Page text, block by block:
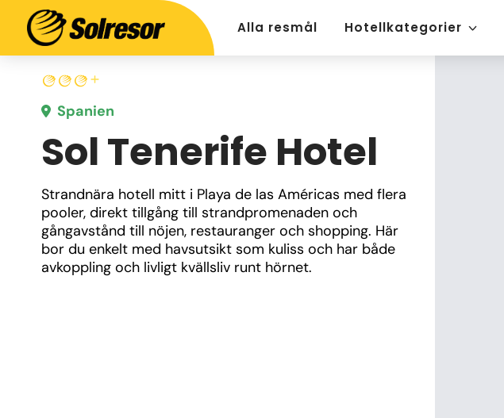
Alla resmål Hotellkategorier
Spanien
Sol Tenerife Hotel
Strandnära hotell mitt i Playa de las Américas med flera
pooler, direkt tillgång till strandpromenaden och
gångavstånd till nöjen, restauranger och shopping. Här
bor du enkelt med havsutsikt som kuliss och har både
avkoppling och livligt kvällsliv runt hörnet.